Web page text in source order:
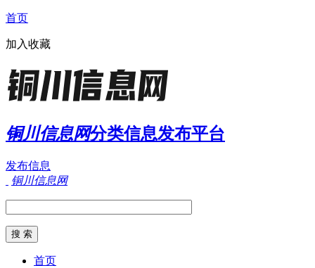
首页
加入收藏
铜川信息网分类信息发布平台
发布信息
铜川信息网
首页